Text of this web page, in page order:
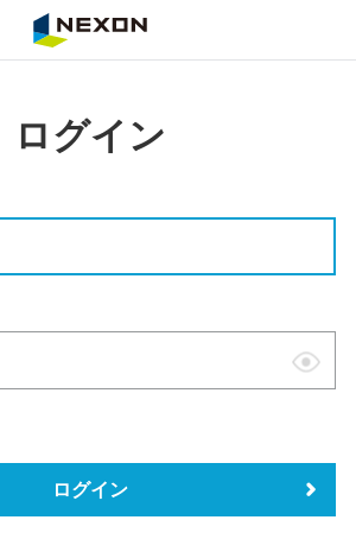
ログイン
表
替
ログイン